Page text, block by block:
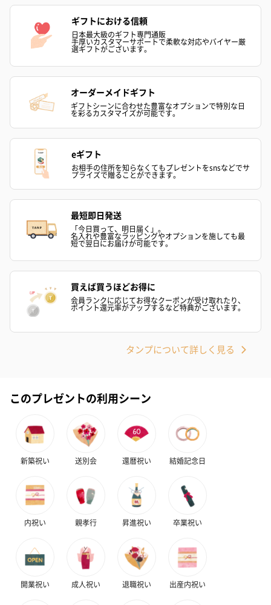
還暦祝いちょい足しギフト
還暦のお祝いにぴったりのアイテムを同梱してお届けいたしま
還暦今治ハンドタオル
（1,298円）
円）
ト）レッド（
ギフトにおける信頼
日本最大級のギフト専門通販
手厚いカスタマーサポートで柔軟な対応やバイヤー厳
選ギフトがございます。
オーダーメイドギフト
ギフトシーンに合わせた豊富なオプションで特別な日
を彩るカスタマイズが可能です。
eギフト
お相手の住所を知らなくてもプレゼントをsnsなどでサ
プライズで贈ることができます。
最短即日発送
「今日買って、明日届く」。
名入れや豊富なラッピングやオプションを施しても最
短で翌日にお届けが可能です。
買えば買うほどお得に
会員ランクに応じてお得なクーポンが受け取れたり、
ポイント還元率がアップするなど特典がございます。
タンプについて詳しく見る
このプレゼントの利用シーン
新築祝い 送別会 還暦祝い 結婚記念日
内祝い 親孝行 昇進祝い 卒業祝い
開業祝い 成人祝い 退職祝い 出産内祝い